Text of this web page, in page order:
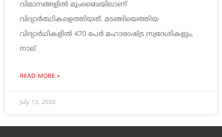
വിമാനങ്ങളില്‍ മുംബൈയിലാണ്
വിദ്യാര്‍ത്ഥികളെത്തിയത്. മടങ്ങിയെത്തിയ
വിദ്യാര്‍ഥികളില്‍ 470 പേര്‍ മഹാരാഷ്ട്ര സ്വദേശികളും,
നാല്
READ MORE »
July 13, 2020